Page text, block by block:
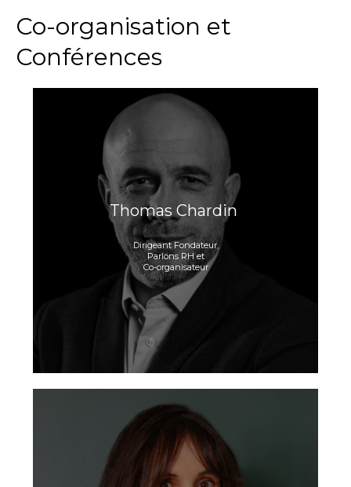
Co-organisation et
Conférences
Thomas Chardin
Dirigeant Fondateur,
Parlons RH et
Co-organisateur